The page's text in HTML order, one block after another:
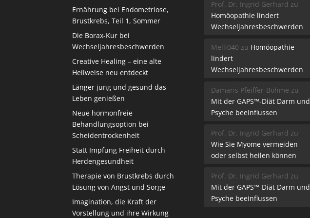
Ernährung bei Endometriose,
Brustkrebs, Teil 1, Sommer
Die Borax-Kur bei
Wechseljahresbeschwerden
Creative Healing – eine alte
Heilweise neu entdeckt
Länger jung und gesund das
Leben genießen
Neue hormonfreie
Behandlungsoption bei
Scheidentrockenheit
Statt Impfung Freiheit durch
Herdengesundheit
Therapie von Brustkrebs durch
Lösung von Angst und Sorge
Imagination, die Kraft der
Vorstellung und ihre Wirkung
Prof. Dr. Ingrid Gerhard zu
Homöopathie lindert
Wechseljahresbeschwerden
Melli040 zu Homöopathie
lindert
Wechseljahresbeschwerden
Damaris Pfeiffer-Böhme zu
Mit der GAPS™-Diät Darm und
Psyche beeinflussen
Prof. Dr. Ingrid Gerhard zu
Wie Sie Myome vermeiden
oder selbst heilen können
Prof. Dr. Ingrid Gerhard zu
Mit der GAPS™-Diät Darm und
Psyche beeinflussen